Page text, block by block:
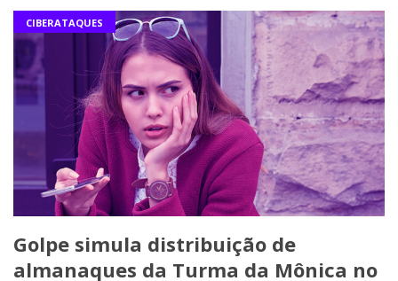
CIBERATAQUES
Golpe simula distribuição de
almanaques da Turma da Mônica no